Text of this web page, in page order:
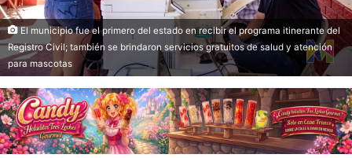
El municipio fue el primero del estado en recibir el programa itinerante del
Registro Civil; también se brindaron servicios gratuitos de salud y atención
para mascotas